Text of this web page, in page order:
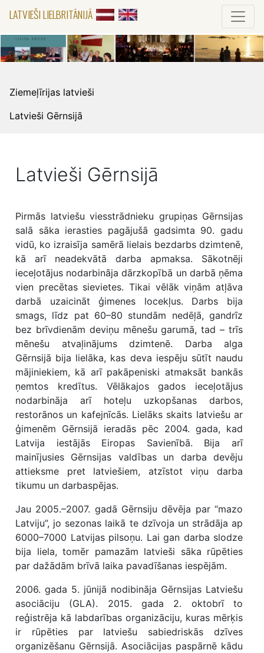
LATVIEŠI LIELBRITĀNIJĀ
Ziemeļīrijas latvieši
Latvieši Gērnsijā
Latvieši Gērnsijā
Pirmās latviešu viesstrādnieku grupiņas Gērnsijas
salā sāka ierasties pagājušā gadsimta 90. gadu
vidū, ko izraisīja samērā lielais bezdarbs dzimtenē,
kā arī neadekvātā darba apmaksa. Sākotnēji
ieceļotājus nodarbināja dārzkopībā un darbā ņēma
vien precētas sievietes. Tikai vēlāk viņām atļāva
darbā uzaicināt ģimenes locekļus. Darbs bija
smags, līdz pat 60–80 stundām nedēļā, gandrīz
bez brīvdienām deviņu mēnešu garumā, tad – trīs
mēnešu atvaļinājums dzimtenē. Darba alga
Gērnsijā bija lielāka, kas deva iespēju sūtīt naudu
mājiniekiem, kā arī pakāpeniski atmaksāt bankās
ņemtos kredītus. Vēlākajos gados ieceļotājus
nodarbināja arī hoteļu uzkopšanas darbos,
restorānos un kafejnīcās. Lielāks skaits latviešu ar
ģimenēm Gērnsijā ieradās pēc 2004. gada, kad
Latvija iestājās Eiropas Savienībā. Bija arī
mainījusies Gērnsijas valdības un darba devēju
attieksme pret latviešiem, atzīstot viņu darba
tikumu un darbaspējas.
Jau 2005.–2007. gadā Gērnsiju dēvēja par “mazo
Latviju”, jo sezonas laikā te dzīvoja un strādāja ap
6000–7000 Latvijas pilsoņu. Lai gan darba slodze
bija liela, tomēr pamazām latvieši sāka rūpēties
par dažādām brīvā laika pavadīšanas iespējām.
2006. gada 5. jūnijā nodibināja Gērnsijas Latviešu
asociāciju (GLA). 2015. gada 2. oktobrī to
reģistrēja kā labdarības organizāciju, kuras mērķis
ir rūpēties par latviešu sabiedriskās dzīves
organizēšanu Gērnsijā. Asociācijas paspārnē kādu